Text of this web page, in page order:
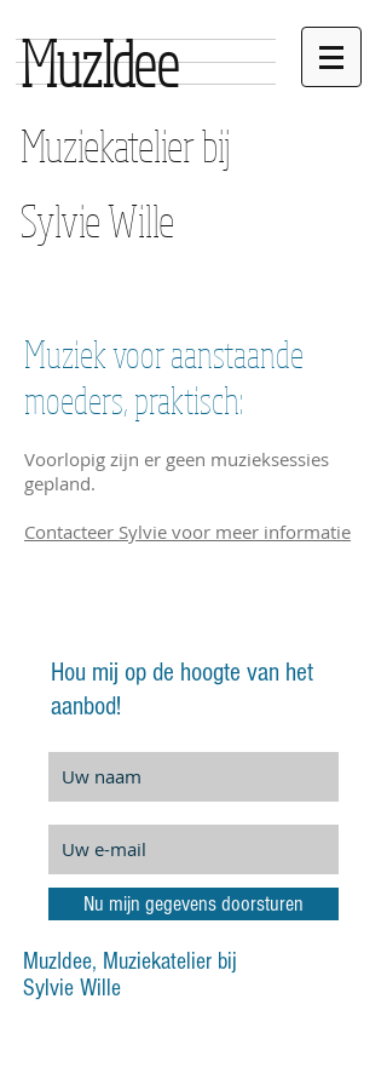
MuzIdee
Muziekatelier bij
Sylvie Wille
Muziek voor aanstaande
moeders, praktisch:
Voorlopig zijn er geen muzieksessies
gepland.
Contacteer Sylvie voor meer informatie
Hou mij op de hoogte van het
aanbod!
Nu mijn gegevens doorsturen
MuzIdee, Muziekatelier bij
Sylvie Wille